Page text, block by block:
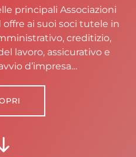
principali Associazioni
ai suoi soci tutele in
creditizio,
lavoro, assicurativo e
d’impresa…